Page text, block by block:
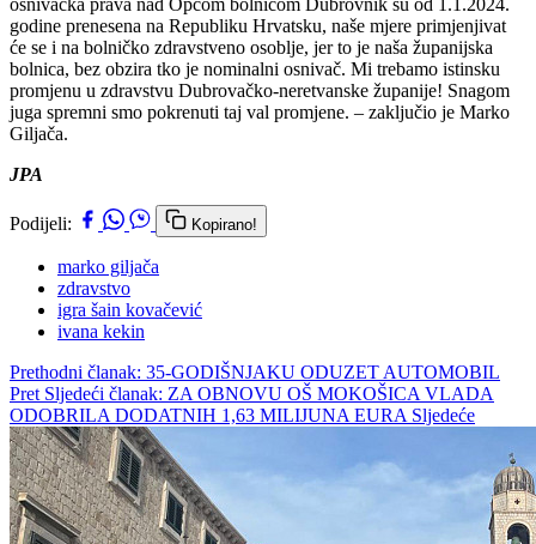
godine prenesena na Republiku Hrvatsku, naše mjere primjenjivat
će se i na bolničko zdravstveno osoblje, jer to je naša županijska
bolnica, bez obzira tko je nominalni osnivač. Mi trebamo istinsku
promjenu u zdravstvu Dubrovačko-neretvanske županije! Snagom
juga spremni smo pokrenuti taj val promjene. – zaključio je Marko
Giljača.
JPA
Podijeli: Kopirano!
marko giljača
zdravstvo
igra šain kovačević
ivana kekin
Prethodni članak: 35-GODIŠNJAKU ODUZET AUTOMOBIL
Pret Sljedeći članak: ZA OBNOVU OŠ MOKOŠICA VLADA
ODOBRILA DODATNIH 1,63 MILIJUNA EURA Sljedeće